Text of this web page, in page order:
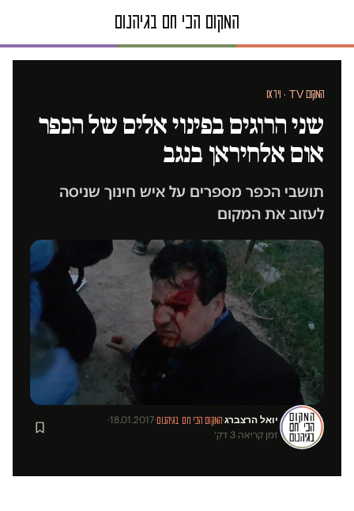
המקום TV · וידאו
שני הרוגים בפינוי אלים של הכפר
אום אלחיראן בנגב
תושבי הכפר מספרים על איש חינוך שניסה
לעזוב את המקום
יואל הרצברג·המקום הכי חם בגיהנום·
18.01.2017
·
זמן קריאה 3 דק׳